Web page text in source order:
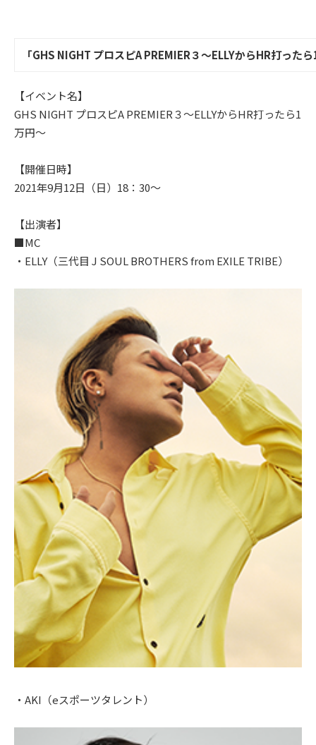
「GHS NIGHT プロスピA PREMIER３～ELLYからHR打った
【イベント名】
GHS NIGHT プロスピA PREMIER３～ELLYからHR打ったら1
万円～
【開催日時】
2021年9月12日（日）18：30～
【出演者】
■MC
・ELLY（三代目 J SOUL BROTHERS from EXILE TRIBE）
・AKI（eスポーツタレント）